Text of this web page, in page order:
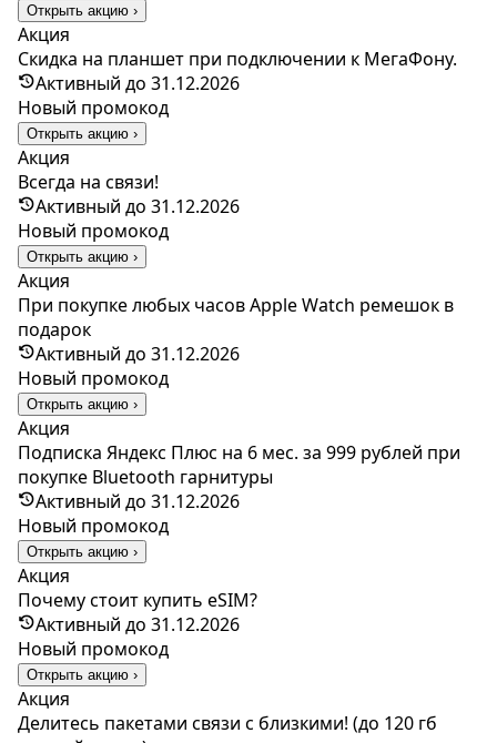
Открыть акцию ›
Акция
Скидка на планшет при подключении к МегаФону.
Активный до 31.12.2026
Новый промокод
Открыть акцию ›
Акция
Всегда на связи!
Активный до 31.12.2026
Новый промокод
Открыть акцию ›
Акция
При покупке любых часов Apple Watch ремешок в
подарок
Активный до 31.12.2026
Новый промокод
Открыть акцию ›
Акция
Подписка Яндекс Плюс на 6 мес. за 999 рублей при
покупке Bluetooth гарнитуры
Активный до 31.12.2026
Новый промокод
Открыть акцию ›
Акция
Почему стоит купить eSIM?
Активный до 31.12.2026
Новый промокод
Открыть акцию ›
Акция
Делитесь пакетами связи с близкими! (до 120 гб